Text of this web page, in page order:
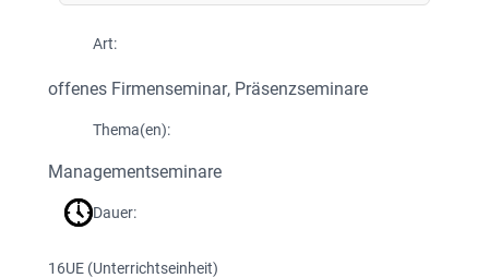
Art:
offenes Firmenseminar, Präsenzseminare
Thema(en):
Managementseminare
Dauer:
16UE (Unterrichtseinheit)